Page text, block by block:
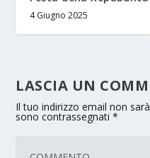
4 Giugno 2025
LASCIA UN
Il tuo indirizzo email non
sono contrassegnati*